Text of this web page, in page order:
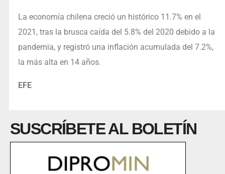
La economía chilena creció un histórico 11.7% en el
2021, tras la brusca caída del 5.8% del 2020 debido a la
pandemia, y registró una inflación acumulada del 7.2%,
la más alta en 14 años.
EFE
SUSCRÍBETE AL BOLETÍN